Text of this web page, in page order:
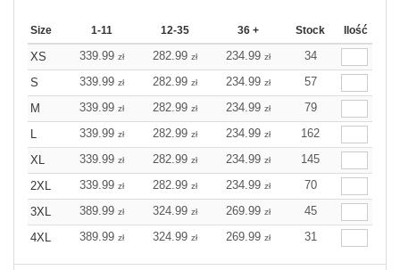
Size 1-11 12-35 36 + Stock Ilość
XS 339.99 zł 282.99 zł 234.99 zł
34
S
339.99 zł 282.99 zł 234.99 zł
57
M
339.99 zł 282.99 zł 234.99 zł
79
L
339.99 zł 282.99 zł 234.99 zł
162
XL
339.99 zł 282.99 zł 234.99 zł
145
2XL
339.99 zł 282.99 zł 234.99 zł
70
3XL
389.99 zł 324.99 zł 269.99 zł
45
4XL
389.99 zł 324.99 zł 269.99 zł 31